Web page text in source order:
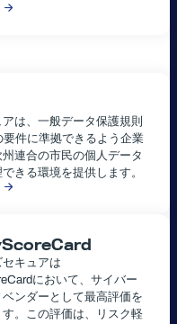
は、一般データ保護規則
要件に準拠できるよう企業
連合の市民の個人データ
きる環境を提供します。
キュアは
において、サイバー
ンダーとして最高評価を
。この評価は、リスク軽